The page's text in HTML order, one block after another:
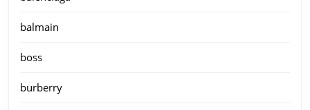
balmain
boss
burberry